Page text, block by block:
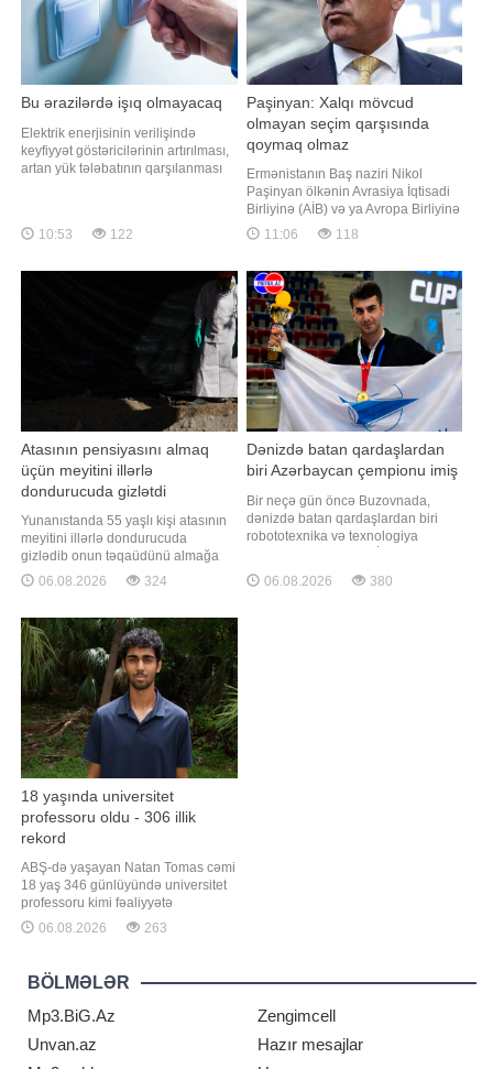
Bu ərazilərdə işıq olmayacaq
Elektrik enerjisinin verilişində
keyfiyyət göstəricilərinin artırılması,
artan yük tələbatının qarşılanması
yenidənqurma işləri aparılacaq.
barədə "Azərişıq" məluma
10:53 122
Paşinyan: Xalqı mövcud
olmayan seçim qarşısında
qoymaq olmaz
Ermənistanın Baş naziri Nikol
Paşinyan ölkənin Avrasiya İqtisadi
Birliyinə (AİB) və ya Avropa Birliyinə
(AB) üzvlüyü ilə bağlı referendum
keçirilməsinin nəzərdə tutulmadığını
"Sputnik" agentliyi məlumat yayıb.
Paşinyan qeyd edib ki,
vətəndaşlardan hazırd
11:06 118
Atasının pensiyasını almaq
üçün meyitini illərlə
dondurucuda gizlətdi
Yunanıstanda 55 yaşlı kişi atasının
meyitini illərlə dondurucuda
gizlədib onun təqaüdünü almağa
davam etməkdə şübhəli bilinərək
həbs edilib. "Qafqazinfo" xəbər verir
görə, hadisə Peloponnes
yarımadasında, Sparta
yaxınlığındakı Mistra kəndində
qeydə alınıb
06.08.2026 324
Dənizdə batan qardaşlardan
biri Azərbaycan çempionu imiş
Bir neçə gün öncə Buzovnada,
dənizdə batan qardaşlardan biri
robototexnika və texnologiya
istinadən xəbər verir ki, Milli
Aviasiya Akademiyasının
06.08.2026 380
18 yaşında universitet
professoru oldu - 306 illik
rekord
ABŞ-də yaşayan Natan Tomas cəmi
18 yaş 346 günlüyündə universitet
professoru kimi fəaliyyətə
başlayaraq, "Ginnesin Rekordlar
Kitabı"na düşüb. "Qafqazinfo" xəbər
Rekordlar Kitabı" təşkilatı açıqlama
yayıb. Bildirilir ki, Tomas 2023-cü
ilin avqustund
06.08.2026 263
BÖLMƏLƏR
Mp3.BiG.Az
Zengimcell
Unvan.az
Hazır mesajlar